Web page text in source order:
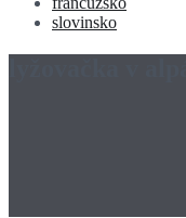
slovinsko